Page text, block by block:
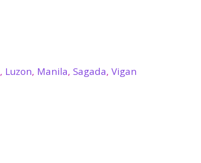
, Luzon, Manila, Sagada, Vigan